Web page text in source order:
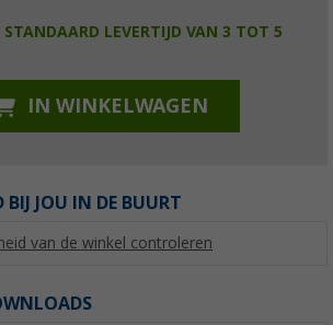
STANDAARD LEVERTIJD VAN 3 TOT 5
IN WINKELWAGEN
BIJ JOU IN DE BUURT
van de winkel controleren